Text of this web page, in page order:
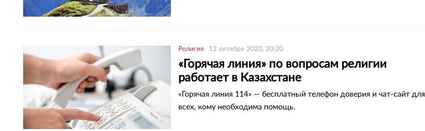
Религия 12 октября 2020, 20:20
«Горячая линия» по вопросам религии
работает в Казахстане
«Горячая линия 114» — бесплатный телефон доверия и чат-сайт для
всех, кому необходима помощь.